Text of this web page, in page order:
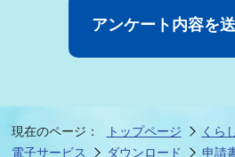
現在のページ： トップページ
くら
電子サービス
ダウンロード
申請